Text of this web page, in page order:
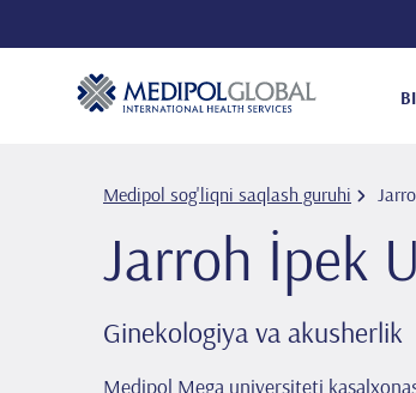
Medipol sog'liqni saqlash guruhi
Jarroh İpek
Ginekologiya va akusherlik
Medipol Mega universiteti